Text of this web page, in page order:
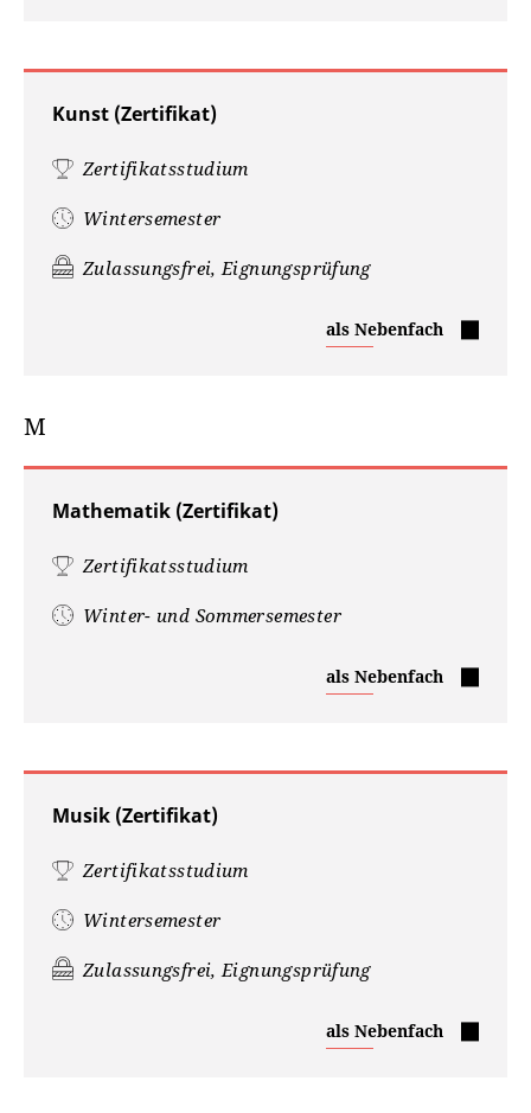
Kunst (Zertifikat)
Zertifikatsstudium
Wintersemester
Zulassungsfrei, Eignungsprüfung
Kunst
(Zertifikat)
als Nebenfach
M
Mathematik (Zertifikat)
Zertifikatsstudium
Winter- und Sommersemester
Mathematik
(Zertifikat)
als Nebenfach
Musik (Zertifikat)
Zertifikatsstudium
Wintersemester
Zulassungsfrei, Eignungsprüfung
Musik
(Zertifikat)
als Nebenfach